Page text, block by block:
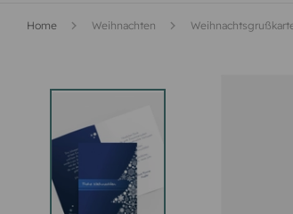
Home Weihnachten